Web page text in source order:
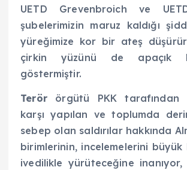
UETD Grevenbroich ve
şubelerimizin maruz kaldığı
yüreğimize kor bir ateş
çirkin yüzünü de apaçık
göstermiştir.
Terörörgütü PKK tarafından
karşı yapılan ve toplumda
sebep olan saldırılar hakkında
birimlerinin, incelemelerini
ivedilikle yürüteceğine inanıyor,